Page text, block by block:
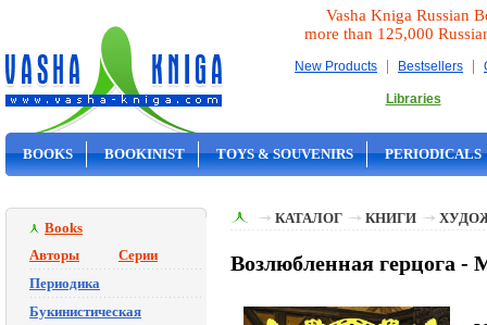
Vasha Kniga Russian
more than 125,000
New Products | Bestsellers |
Libraries
BOOKS BOOKINIST TOYS & SOUVENIRS PERIODICALS
Books
Авторы
Серии
Периодика
Букинистическая
КАТАЛОГ КНИГИ
Возлюбленная герцога -